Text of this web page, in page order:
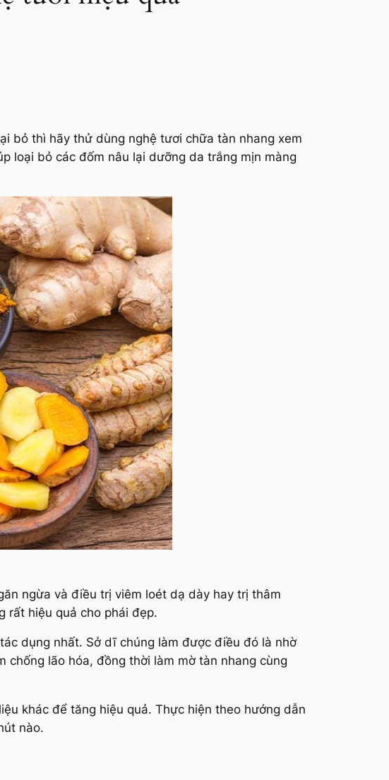
bỏ thì hãy thử dùng nghệ tươi chữa tàn nhang xem
loại bỏ các đốm nâu lại dưỡng da trắng mịn màng
ngừa và điều trị viêm loét dạ dày hay trị thâm
rất hiệu quả cho phái đẹp.
dụng nhất. Sở dĩ chúng làm được điều đó là nhờ
chống lão hóa, đồng thời làm mờ tàn nhang cùng
khác để tăng hiệu quả. Thực hiện theo hướng dẫn
nào.